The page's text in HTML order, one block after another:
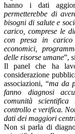
hanno i dati
permetterebbe di
bisogni di salute e
carico, comprese le
con presa in carico
economici,
delle risorse umane”,
Il panel che ha
considerazione
associazioni, “ma da
fanno diagnosi
comunità
controllo e verifica.
dati dei maggiori
Non si parla di